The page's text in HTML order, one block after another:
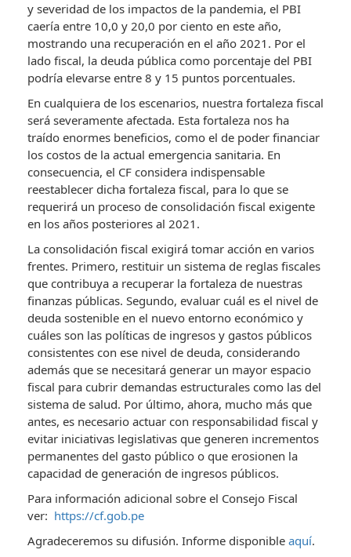
y severidad de los impactos de la pandemia, el PBI
caería entre 10,0 y 20,0 por ciento en este año,
mostrando una recuperación en el año 2021. Por el
lado fiscal, la deuda pública como porcentaje del PBI
podría elevarse entre 8 y 15 puntos porcentuales.
En cualquiera de los escenarios, nuestra fortaleza fiscal
será severamente afectada. Esta fortaleza nos ha
traído enormes beneficios, como el de poder financiar
los costos de la actual emergencia sanitaria. En
consecuencia, el CF considera indispensable
reestablecer dicha fortaleza fiscal, para lo que se
requerirá un proceso de consolidación fiscal exigente
en los años posteriores al 2021.
La consolidación fiscal exigirá tomar acción en varios
frentes. Primero, restituir un sistema de reglas fiscales
que contribuya a recuperar la fortaleza de nuestras
finanzas públicas. Segundo, evaluar cuál es el nivel de
deuda sostenible en el nuevo entorno económico y
cuáles son las políticas de ingresos y gastos públicos
consistentes con ese nivel de deuda, considerando
además que se necesitará generar un mayor espacio
fiscal para cubrir demandas estructurales como las del
sistema de salud. Por último, ahora, mucho más que
antes, es necesario actuar con responsabilidad fiscal y
evitar iniciativas legislativas que generen incrementos
permanentes del gasto público o que erosionen la
capacidad de generación de ingresos públicos.
Para información adicional sobre el Consejo Fiscal
ver: https://cf.gob.pe
Agradeceremos su difusión. Informe disponible aquí.